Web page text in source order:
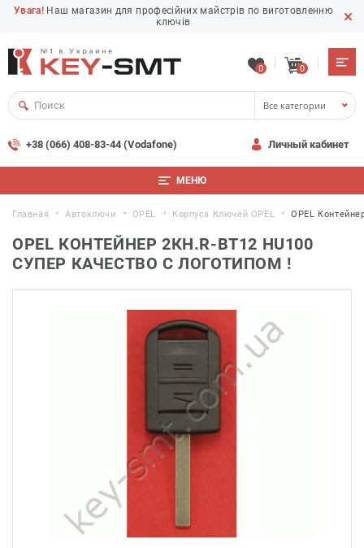
Увага! Наш магазин для професійних майстрів по виготовленню
ключів
0 0
Все категории
+38 (066) 408-83-44 (Vodafone) Личный кабинет
МЕНЮ
Главная Автоключи OPEL Корпуса Ключей OPEL OPEL
OPEL КОНТЕЙНЕР 2КН.R-BT12 HU100
СУПЕР КАЧЕСТВО С ЛОГОТИПОМ !